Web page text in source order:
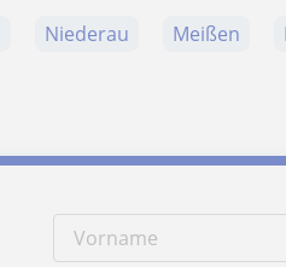
Niederau Meißen